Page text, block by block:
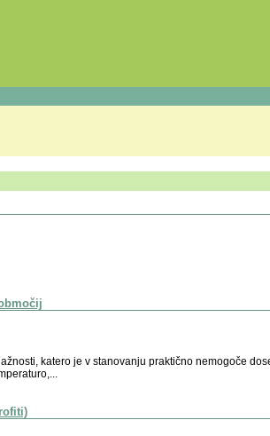
katero je v stanovanju praktično nemogoče